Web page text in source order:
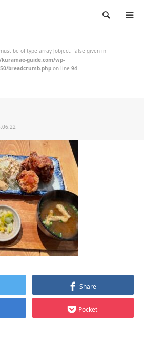
検索
be of type array|object, false given in
guide.com/wp-
breadcrumb.php on line 94
Share
Pocket